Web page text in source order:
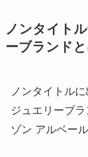
ノンタイト
ーブランド
ノンタイトル
ジュエリーブ
ゾン アルベー